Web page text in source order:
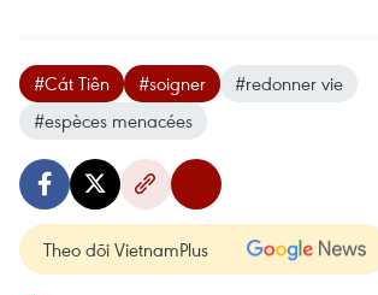
#Cát Tiên #soigner
#redonner vie
#espèces menacées
Theo dõi VietnamPlus